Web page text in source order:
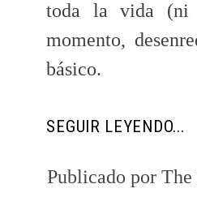
toda la vida (ni
momento,
básico.
SEGUIR LEYENDO...
Publicado porThe